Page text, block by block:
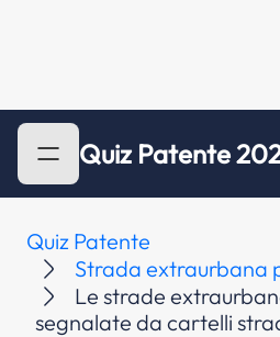
Quiz Patente
Quiz Patente
Strada extraurbana
Le strade
segnalate da cartelli